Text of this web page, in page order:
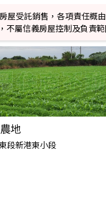
屋受託銷售，各項責任概
不屬信義房屋控制及負責範
地
段新港東小段